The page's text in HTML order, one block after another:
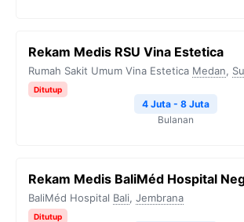
Rekam Medis RSU Vina Estetica
Rumah Sakit Umum Vina Estetica Medan,
Ditutup
4 Juta - 8 Juta
Bulanan
Rekam Medis BaliMéd Hospital
BaliMéd Hospital Bali, Jembrana
Ditutup